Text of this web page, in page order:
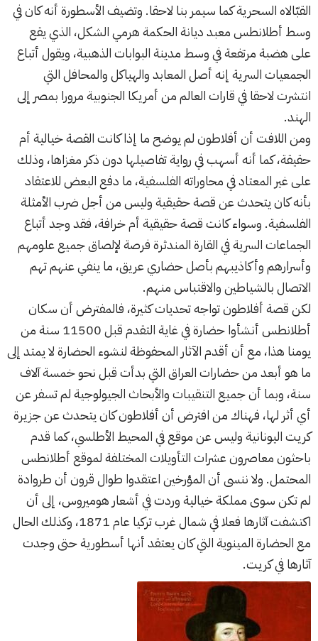
القبّالاه السحرية كما سيمر بنا لاحقا. وتضيف الأسطورة أنه كان في
وسط أطلانطس معبد ديانة الحكمة هرمي الشكل، الذي يقع
على هضبة مرتفعة في وسط مدينة البوابات الذهبية، ويقول أتباع
الجمعيات السرية إنه أصل المعابد والهياكل والمحافل التي
انتشرت لاحقا في قارات العالم من أمريكا الجنوبية مرورا بمصر إلى
الهند.
ومن اللافت أن أفلاطون لم يوضح ما إذا كانت القصة خيالية أم
حقيقة، كما أنه أسهب في رواية تفاصيلها دون ذكر مغزاها، وذلك
على غير المعتاد في محاوراته الفلسفية، ما دفع البعض للاعتقاد
بأنه كان يتحدث عن قصة حقيقية وليس من أجل ضرب الأمثلة
الفلسفية. وسواء كانت قصة حقيقية أم خرافة، فقد وجد أتباع
الجماعات السرية في القارة المندثرة فرصة لإلصاق جميع علومهم
وأسرارهم وأكاذيبهم بأصل حضاري عريق، ما ينفي عنهم تهم
الاتصال بالشياطين والاقتباس منهم.
لكن قصة أفلاطون تواجه تحديات كثيرة، فالمفترض أن سكان
أطلانطس أنشأوا حضارة في غاية التقدم قبل 11500 سنة من
يومنا هذا، مع أن أقدم الآثار المحفوظة لنشوء الحضارة لا يمتد إلى
ما هو أبعد من حضارات العراق التي بدأت قبل نحو خمسة آلاف
سنة، وبما أن جميع التنقيبات والأبحاث الجيولوجية لم تسفر عن
أي أثر لها، فهناك من افترض أن أفلاطون كان يتحدث عن جزيرة
كريت اليونانية وليس عن موقع في المحيط الأطلسي، كما قدم
باحثون معاصرون عشرات التأويلات المختلفة لموقع أطلانطس
المحتمل. ولا ننسى أن المؤرخين اعتقدوا طوال قرون أن طروادة
لم تكن سوى مملكة خيالية وردت في أشعار هوميروس، إلى أن
اكتشفت آثارها فعلا في شمال غرب تركيا عام 1871، وكذلك الحال
مع الحضارة المينوية التي كان يعتقد أنها أسطورية حتى وجدت
آثارها في كريت.